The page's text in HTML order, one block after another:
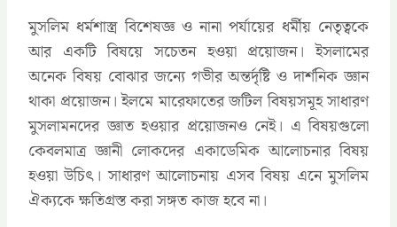
মুসলিম ধর্মশাস্ত্র বিশেষজ্ঞ ও নানা পর্যায়ের ধর্মীয় নেতৃত্বকে
আর একটি বিষয়ে সচেতন হওয়া প্রয়োজন। ইসলামের
অনেক বিষয় বোঝার জন্যে গভীর অন্তর্দৃষ্টি ও দার্শনিক জ্ঞান
থাকা প্রয়োজন। ইলমে মারেফাতের জটিল বিষয়সমূহ সাধারণ
মুসলামনদের জ্ঞাত হওয়ার প্রয়োজনও নেই। এ বিষয়গুলো
কেবলমাত্র জ্ঞানী লোকদের একাডেমিক আলোচনার বিষয়
হওয়া উচিৎ। সাধারণ আলোচনায় এসব বিষয় এনে মুসলিম
ঐক্যকে ক্ষতিগ্রস্ত করা সঙ্গত কাজ হবে না।